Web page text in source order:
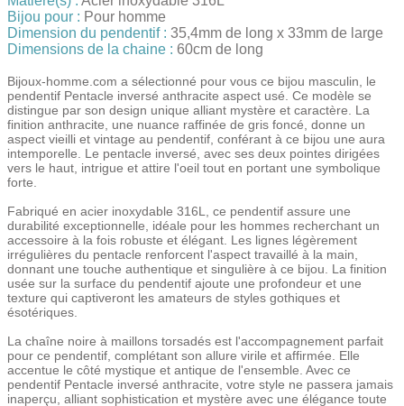
Bijou pour : Pour homme
Dimension du pendentif : 35,4mm de long x 33mm de large
Dimensions de la chaine : 60cm de long
Bijoux-homme.com a sélectionné pour vous ce bijou masculin, le
pendentif Pentacle inversé anthracite aspect usé. Ce modèle se
distingue par son design unique alliant mystère et caractère. La
finition anthracite, une nuance raffinée de gris foncé, donne un
aspect vieilli et vintage au pendentif, conférant à ce bijou une aura
intemporelle. Le pentacle inversé, avec ses deux pointes dirigées
vers le haut, intrigue et attire l'oeil tout en portant une symbolique
forte.
Fabriqué en acier inoxydable 316L, ce pendentif assure une
durabilité exceptionnelle, idéale pour les hommes recherchant un
accessoire à la fois robuste et élégant. Les lignes légèrement
irrégulières du pentacle renforcent l'aspect travaillé à la main,
donnant une touche authentique et singulière à ce bijou. La finition
usée sur la surface du pendentif ajoute une profondeur et une
texture qui captiveront les amateurs de styles gothiques et
ésotériques.
La chaîne noire à maillons torsadés est l'accompagnement parfait
pour ce pendentif, complétant son allure virile et affirmée. Elle
accentue le côté mystique et antique de l'ensemble. Avec ce
pendentif Pentacle inversé anthracite, votre style ne passera jamais
inaperçu, alliant sophistication et mystère avec une élégance toute